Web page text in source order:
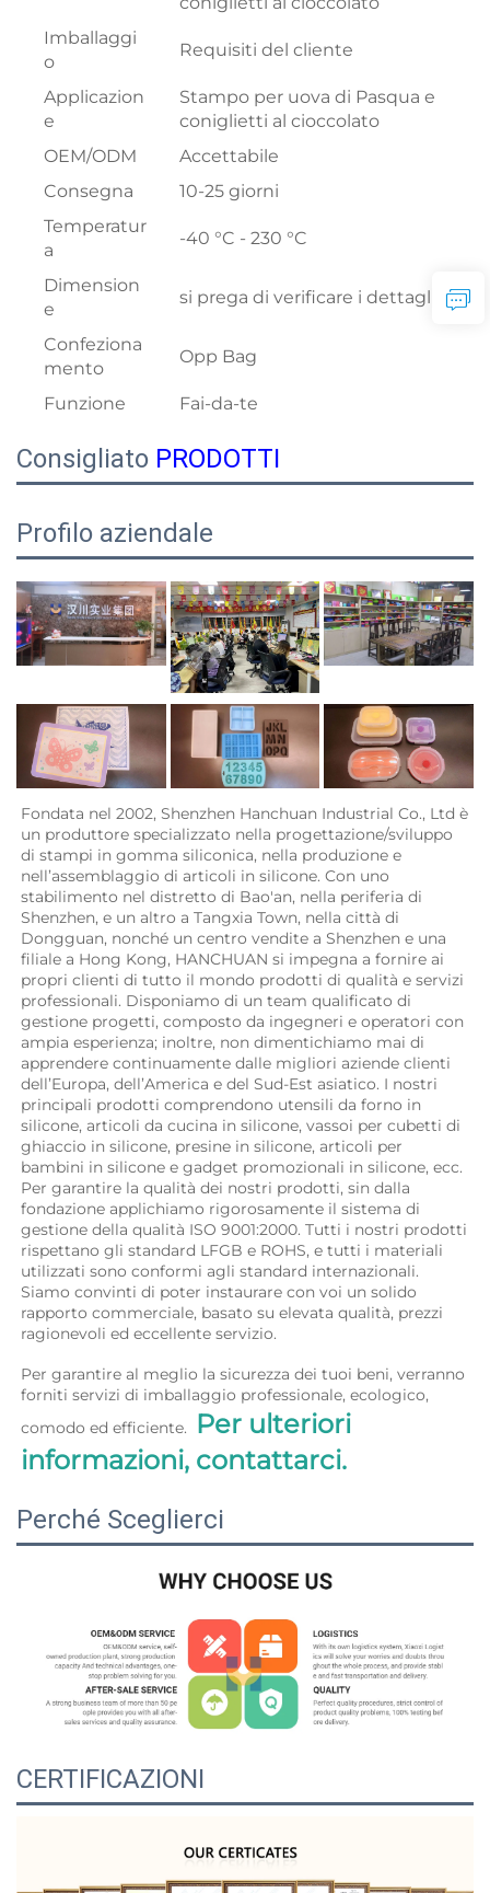
Imballaggi
o
Requisiti del cliente
Applicazion
e
Stampo per uova di Pasqua e
coniglietti al cioccolato
OEM/ODM
Accettabile
Consegna
10-25 giorni
Temperatur
a
-40 °C - 230 °C
Dimension
e
si prega di verificare i dettagli
Confeziona
mento
Opp Bag
Funzione Fai-da-te
Consigliato PRODOTTI
Profilo aziendale
Fondata nel 2002, Shenzhen Hanchuan Industrial Co., Ltd è
un produttore specializzato nella progettazione/sviluppo
di stampi in gomma siliconica, nella produzione e
nell’assemblaggio di articoli in silicone. Con uno
stabilimento nel distretto di Bao'an, nella periferia di
Shenzhen, e un altro a Tangxia Town, nella città di
Dongguan, nonché un centro vendite a Shenzhen e una
filiale a Hong Kong, HANCHUAN si impegna a fornire ai
propri clienti di tutto il mondo prodotti di qualità e servizi
professionali. Disponiamo di un team qualificato di
gestione progetti, composto da ingegneri e operatori con
ampia esperienza; inoltre, non dimentichiamo mai di
apprendere continuamente dalle migliori aziende clienti
dell’Europa, dell’America e del Sud-Est asiatico. I nostri
principali prodotti comprendono utensili da forno in
silicone, articoli da cucina in silicone, vassoi per cubetti di
ghiaccio in silicone, presine in silicone, articoli per
bambini in silicone e gadget promozionali in silicone, ecc.
Per garantire la qualità dei nostri prodotti, sin dalla
fondazione applichiamo rigorosamente il sistema di
gestione della qualità ISO 9001:2000. Tutti i nostri prodotti
rispettano gli standard LFGB e ROHS, e tutti i materiali
utilizzati sono conformi agli standard internazionali.
Siamo convinti di poter instaurare con voi un solido
rapporto commerciale, basato su elevata qualità, prezzi
ragionevoli ed eccellente servizio.
Per garantire al meglio la sicurezza dei tuoi beni, verranno
forniti servizi di imballaggio professionale, ecologico,
comodo ed efficiente.
Per ulteriori
informazioni, contattarci.
Perché Sceglierci
CERTIFICAZIONI